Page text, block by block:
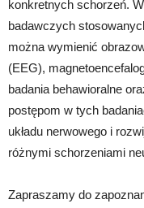
konkretnych schorzeń.
badawczych
można wymienić
(EEG),
badania behawioralne
postępom w tych
układu nerwowego i
różnymi schorzeniami
Zapraszamy do